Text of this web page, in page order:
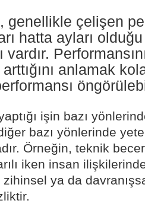
, genellikle çelişen
hatta ayları
vardır.
anlamak
işin bazı
bazı yönlerinde
Örneğin, teknik
iken insan
ya da